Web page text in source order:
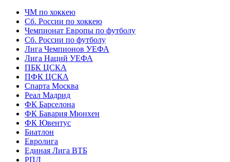
ЧМ по хоккею
Сб. России по хоккею
Чемпионат Европы по футболу
Сб. России по футболу
Лига Чемпионов УЕФА
Лига Наций УЕФА
ПБК ЦСКА
ПФК ЦСКА
Спарта Москва
Реал Мадрид
ФК Барселона
ФК Бавария Мюнхен
ФК Ювентус
Биатлон
Евролига
Единая Лига ВТБ
РПЛ